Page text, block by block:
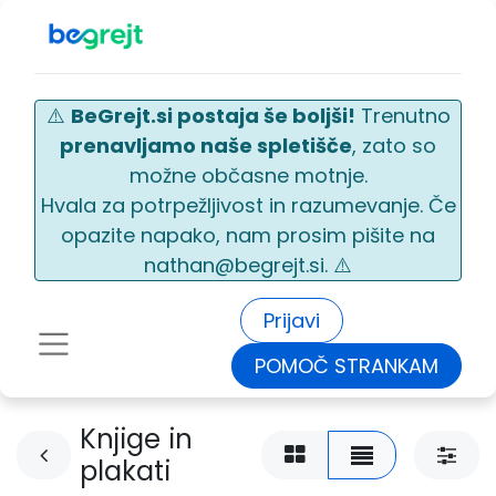
Prijavi
POMOČ STRANKAM
⚠️ BeGrejt.si postaja še boljši! Trenutno
prenavljamo naše spletišče, zato so
možne občasne motnje.
Hvala za potrpežljivost in razumevanje. Če
opazite napako, nam prosim pišite na
nathan@begrejt.si. ⚠️
Knjige in
plakati